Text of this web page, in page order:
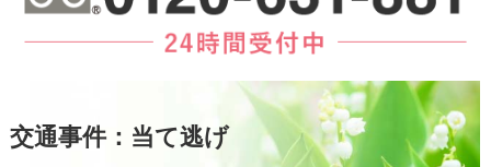
交通事件：当て逃げ